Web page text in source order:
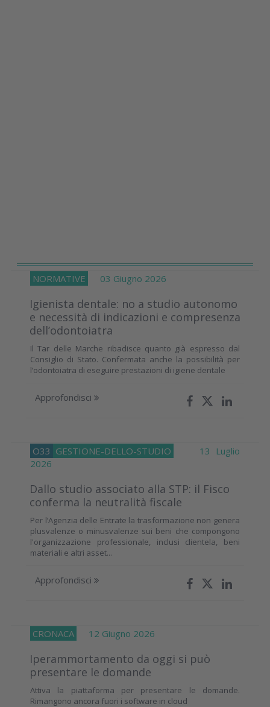
NORMATIVE 03 Giugno 2026
Igienista dentale: no a studio autonomo
e necessità di indicazioni e compresenza
dell’odontoiatra
Il Tar delle Marche ribadisce quanto già espresso dal
Consiglio di Stato. Confermata anche la possibilità per
l’odontoiatra di eseguire prestazioni di igiene dentale
Approfondisci
O33 GESTIONE-DELLO-STUDIO
13 Luglio
2026
Dallo studio associato alla STP: il Fisco
conferma la neutralità fiscale
Per l’Agenzia delle Entrate la trasformazione non genera
plusvalenze o minusvalenze sui beni che compongono
l'organizzazione professionale, inclusi clientela, beni
materiali e altri asset...
Approfondisci
CRONACA 12 Giugno 2026
Iperammortamento da oggi si può
presentare le domande
Attiva la piattaforma per presentare le domande.
Rimangono ancora fuori i software in cloud